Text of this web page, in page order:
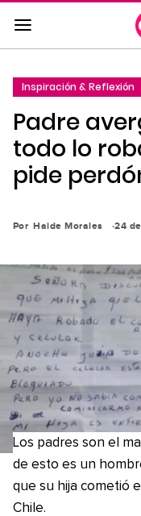
Saltar
al
contenido
a
la
navegación
principal
Inspiración & Reflexión
Padre
todo lo
pide
Por Haide Morales 24
Los padres son el
de esto es un
que su hija cometió
Chile.